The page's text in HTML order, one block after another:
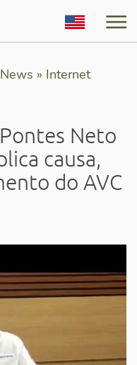
English
» Internet
Neto
causa,
do AVC